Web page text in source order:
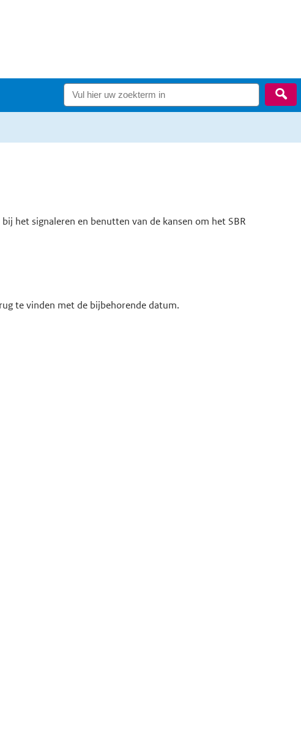
het signaleren en benutten van de kansen om het SBR
te vinden met de bijbehorende datum.